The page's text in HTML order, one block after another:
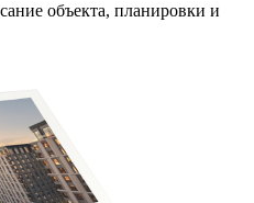
объекта, планировки и